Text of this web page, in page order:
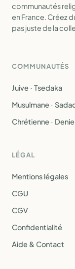
communautés
en France. Créez
pas juste de la
COMMUNAUTÉS
Juive · Tsedaka
Musulmane ·
Chrétienne ·
LÉGAL
Mentions légales
CGU
CGV
Confidentialité
Aide & Contact